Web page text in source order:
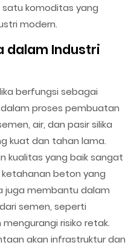
komoditas yang
modern.
dalam Industri
berfungsi sebagai
proses pembuatan
air, dan pasir silika
kuat dan tahan lama.
kualitas yang baik sangat
beton yang
juga membantu dalam
semen, seperti
risiko retak.
akan infrastruktur dan